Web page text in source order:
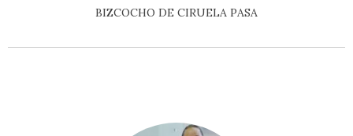
BIZCOCHO DE CIRUELA PASA